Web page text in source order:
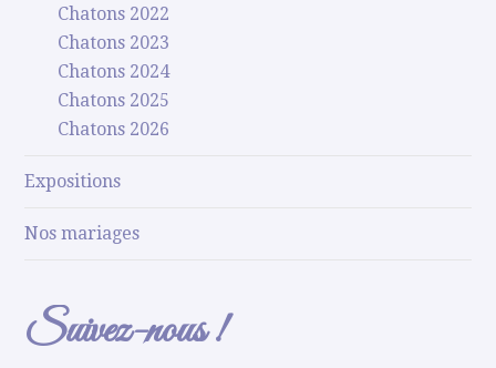
Chatons 2022
Chatons 2023
Chatons 2024
Chatons 2025
Chatons 2026
Expositions
Nos mariages
Suivez-nous !